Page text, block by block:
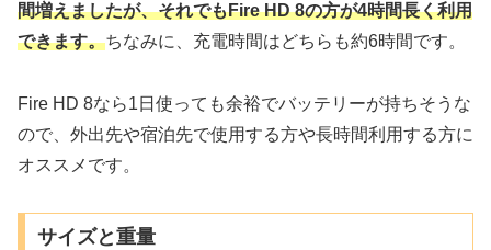
間増えましたが、それでもFire HD 8の方が4時間長く利用
できます。ちなみに、充電時間はどちらも約6時間です。
Fire HD 8なら1日使っても余裕でバッテリーが持ちそうな
ので、外出先や宿泊先で使用する方や長時間利用する方に
オススメです。
サイズと重量